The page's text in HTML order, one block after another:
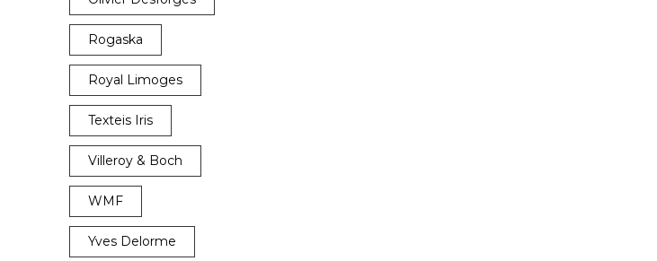
Rogaska
Royal Limoges
Texteis Iris
Villeroy & Boch
WMF
Yves Delorme